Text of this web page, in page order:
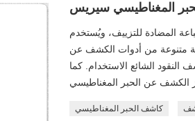
المغناطيسي سيريس
المضادة للتزييف، ويُستخدم
متنوعة من أدوات الكشف عن
الشائع الاستخدام. كما
كاشف الحبر المغناطيسي